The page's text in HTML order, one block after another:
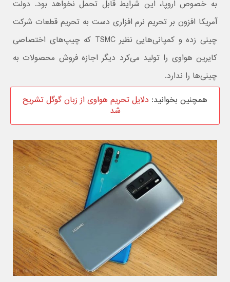
به خصوص اروپا، این شرایط قابل تحمل نخواهد بود. دولت
آمریکا افزون بر تحریم نرم افزاری دست به تحریم قطعات شرکت
چینی زده و کمپانی‌هایی نظیر TSMC که چیپ‌های اختصاصی
کایرین هواوی را تولید می‌کرد دیگر اجازه فروش محصولات به
چینی‌ها را ندارد.
همچنین بخوانید: دلایل تحریم هواوی از زبان گوگل تشریح
شد